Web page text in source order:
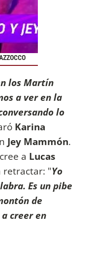
los Martín
a ver en la
lo
Karina
Jey Mammón.
a Lucas
retractar: "Yo
Es un pibe
de
creer en